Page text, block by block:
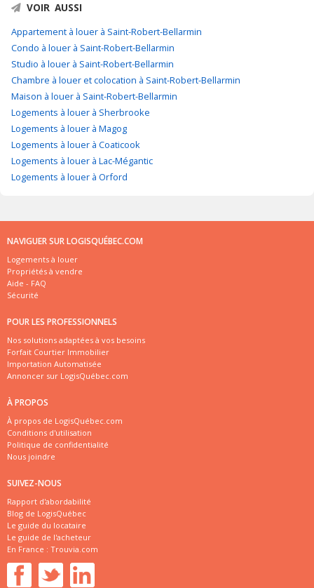
VOIR AUSSI
Appartement à louer à Saint-Robert-Bellarmin
Condo à louer à Saint-Robert-Bellarmin
Studio à louer à Saint-Robert-Bellarmin
Chambre à louer et colocation à Saint-Robert-Bellarmin
Maison à louer à Saint-Robert-Bellarmin
Logements à louer à Sherbrooke
Logements à louer à Magog
Logements à louer à Coaticook
Logements à louer à Lac-Mégantic
Logements à louer à Orford
NAVIGUER SUR LOGISQUÉBEC.COM
Logements à louer
Propriétés à vendre
Aide - FAQ
Sécurité
POUR LES PROFESSIONNELS
Nos solutions adaptées à vos besoins
Forfait Courtier Immobilier
Importation Automatisée
Annoncer sur LogisQuébec.com
À PROPOS
À propos de LogisQuébec.com
Conditions d'utilisation
Politique de confidentialité
Nous joindre
SUIVEZ-NOUS
Rapport d'abordabilité
Blog de LogisQuébec
Le guide du locataire
Le guide de l'acheteur
En France : Trouvia.com